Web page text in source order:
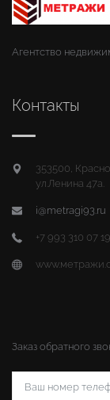
Агентство
Контакты
353500,
ул.Ленина 47а.
i@metragi93.ru
+7 993 310 07
Заказ обратного